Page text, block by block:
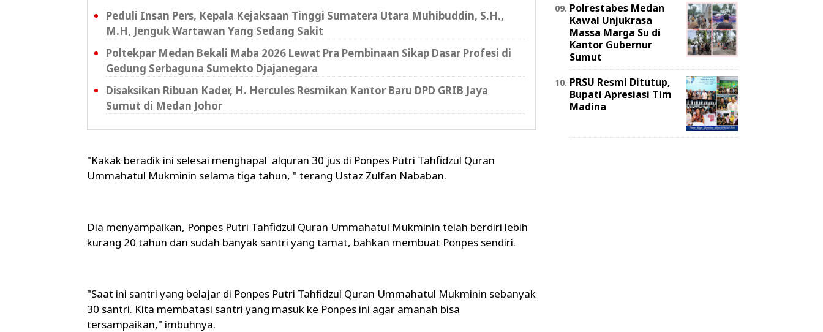
Peduli Insan Pers, Kepala Kejaksaan Tinggi Sumatera Utara Muhibuddin, S.H.,
M.H, Jenguk Wartawan Yang Sedang Sakit
Poltekpar Medan Bekali Maba 2026 Lewat Pra Pembinaan Sikap Dasar Profesi di
Gedung Serbaguna Sumekto Djajanegara
Disaksikan Ribuan Kader, H. Hercules Resmikan Kantor Baru DPD GRIB Jaya
Sumut di Medan Johor
"Kakak beradik ini selesai menghapal alquran 30 jus di Ponpes Putri Tahfidzul Quran
Ummahatul Mukminin selama tiga tahun, " terang Ustaz Zulfan Nababan.
Dia menyampaikan, Ponpes Putri Tahfidzul Quran Ummahatul Mukminin telah berdiri lebih
kurang 20 tahun dan sudah banyak santri yang tamat, bahkan membuat Ponpes sendiri.
"Saat ini santri yang belajar di Ponpes Putri Tahfidzul Quran Ummahatul Mukminin sebanyak
30 santri. Kita membatasi santri yang masuk ke Ponpes ini agar amanah bisa
tersampaikan," imbuhnya.
Polrestabes Medan
Kawal Unjukrasa
Massa Marga Su di
Kantor Gubernur
Sumut
PRSU Resmi Ditutup,
Bupati Apresiasi Tim
Madina